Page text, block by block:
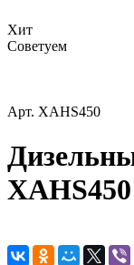
Хит
Советуем
Арт. XAHS450
XAHS450